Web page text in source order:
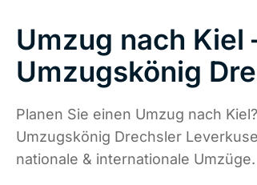
Umzug nach Kiel
Umzugskönig
Planen Sie einen Umzug nach
Umzugskönig Drechsler
nationale & internationale Umzüge.